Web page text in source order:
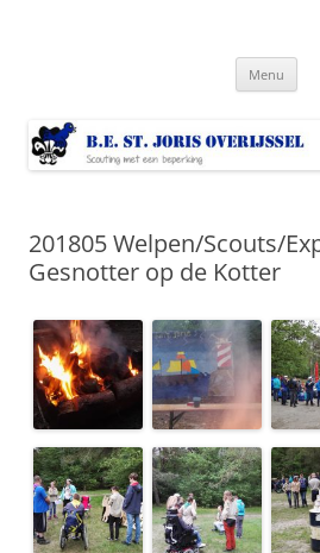
Menu
201805 Welpen/Scouts/
Gesnotter op de Kotter